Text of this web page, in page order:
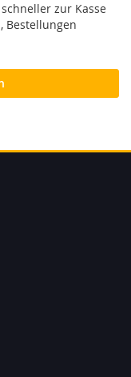
zur Kasse
Bestellungen